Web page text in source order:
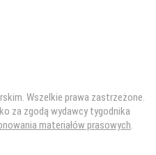
Wszelkie prawa zastrzeżone.
za zgodą wydawcy tygodnika
materiałów prasowych